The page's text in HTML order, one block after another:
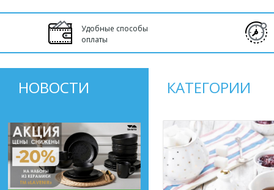
Удобные способы
оплаты
НОВОСТИ КАТЕГОРИИ